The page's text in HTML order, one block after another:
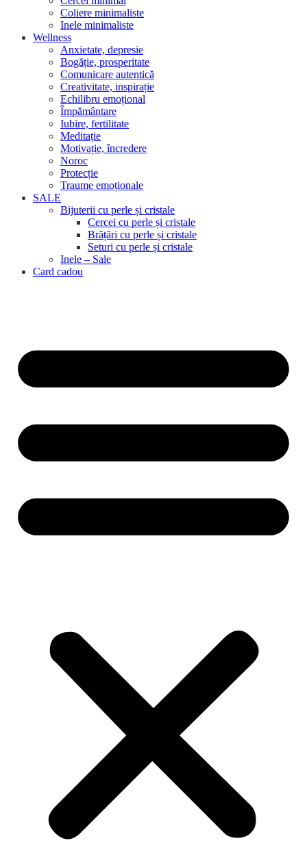
Coliere minimaliste
Inele minimaliste
Wellness
Anxietate, depresie
Bogăție, prosperitate
Comunicare autentică
Creativitate, inspirație
Echilibru emoțional
Împământare
Iubire, fertilitate
Meditație
Motivație, încredere
Noroc
Protecție
Traume emoționale
SALE
Bijuterii cu perle și cristale
Cercei cu perle și cristale
Brățări cu perle și cristale
Seturi cu perle și cristale
Inele – Sale
Card cadou